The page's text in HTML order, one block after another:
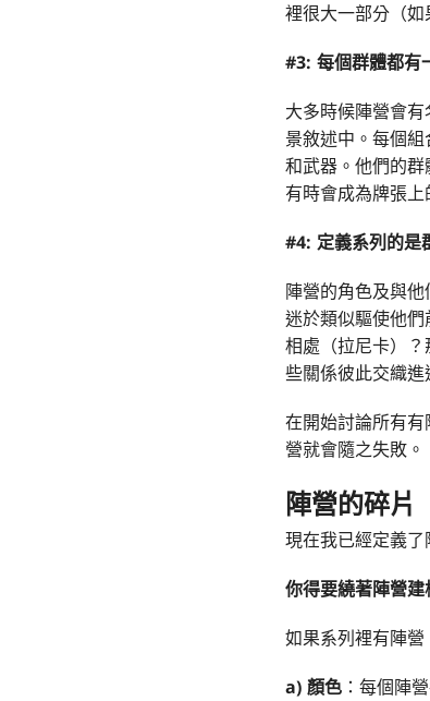
裡很大一部分（
#3: 每個群體都有
大多時候陣營會
景敘述中。每個
和武器。他們的
有時會成為牌張
#4: 定義系列的是
陣營的角色及與
迷於類似驅使他
相處（拉尼卡）
些關係彼此交織進
在開始討論所有
營就會隨之失敗。
陣營的碎片
現在我已經定義
你得要繞著陣營建
如果系列裡有陣
a) 顏色 ：每個陣